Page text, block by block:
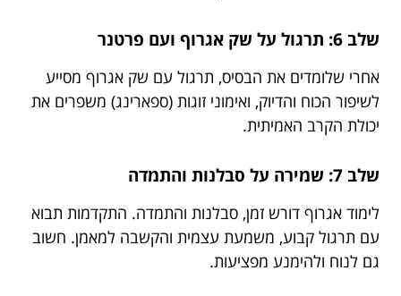
שלב 6: תרגול על שק אגרוף ועם פרטנר
אחרי שלומדים את הבסיס, תרגול עם שק אגרוף מסייע
לשיפור הכוח והדיוק, ואימוני זוגות (ספארינג) משפרים את
יכולת הקרב האמיתית.
שלב 7: שמירה על סבלנות והתמדה
לימוד אגרוף דורש זמן, סבלנות והתמדה. התקדמות תבוא
עם תרגול קבוע, משמעת עצמית והקשבה למאמן. חשוב
גם לנוח ולהימנע מפציעות.